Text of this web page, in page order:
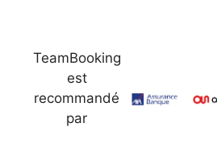
TeamBooking
est
recommandé
par